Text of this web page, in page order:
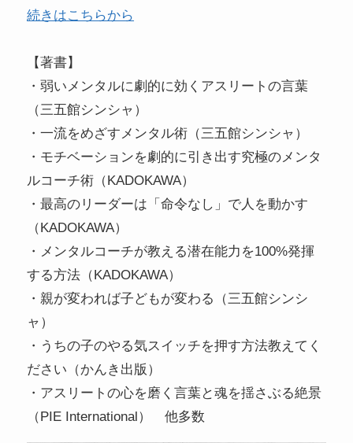
続きはこちらから
【著書】
・弱いメンタルに劇的に効くアスリートの言葉
（三五館シンシャ）
・一流をめざすメンタル術（三五館シンシャ）
・モチベーションを劇的に引き出す究極のメンタ
ルコーチ術（KADOKAWA）
・最高のリーダーは「命令なし」で人を動かす
（KADOKAWA）
・メンタルコーチが教える潜在能力を100%発揮
する方法（KADOKAWA）
・親が変われば子どもが変わる（三五館シンシ
ャ）
・うちの子のやる気スイッチを押す方法教えてく
ださい（かんき出版）
・アスリートの心を磨く言葉と魂を揺さぶる絶景
（PIE International） 他多数